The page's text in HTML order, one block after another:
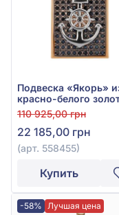
Подвеска «Якорь»
красно-белого
585° с чёрным
фианитом, арт.
110 925,00 грн
22 185,00 грн
(арт. 558455)
Купить
-58% Лучшая цена